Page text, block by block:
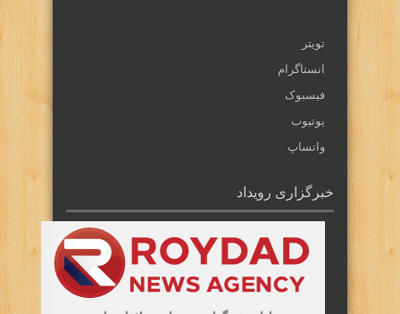
تویتر
انستاگرام
فیسبوک
یوتیوب
واتساپ
خبرگزاری رویداد